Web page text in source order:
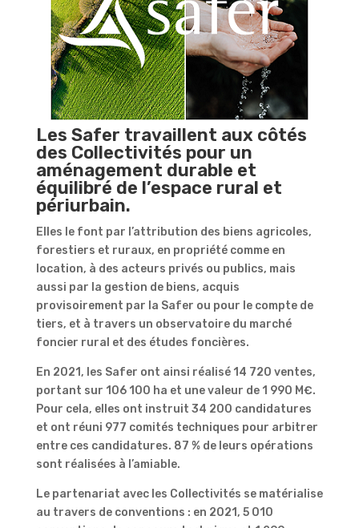
Les Safer travaillent aux côtés
des Collectivités pour un
aménagement durable et
équilibré de l’espace rural et
périurbain.
Elles le font par l’attribution des biens agricoles,
forestiers et ruraux, en propriété comme en
location, à des acteurs privés ou publics, mais
aussi par la gestion de biens, acquis
provisoirement par la Safer ou pour le compte de
tiers, et à travers un observatoire du marché
foncier rural et des études foncières.
En 2021, les Safer ont ainsi réalisé 14 720 ventes,
portant sur 106 100 ha et une valeur de 1 990 M€.
Pour cela, elles ont instruit 34 200 candidatures
et ont réuni 977 comités techniques pour arbitrer
entre ces candidatures. 87 % de leurs opérations
sont réalisées à l’amiable.
Le partenariat avec les Collectivités se matérialise
au travers de conventions : en 2021, 5 010